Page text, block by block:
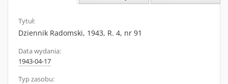
Tytuł:
Dziennik Radomski, 1943, R. 4, nr 91
Data wydania:
1943-04-17
Typ zasobu: